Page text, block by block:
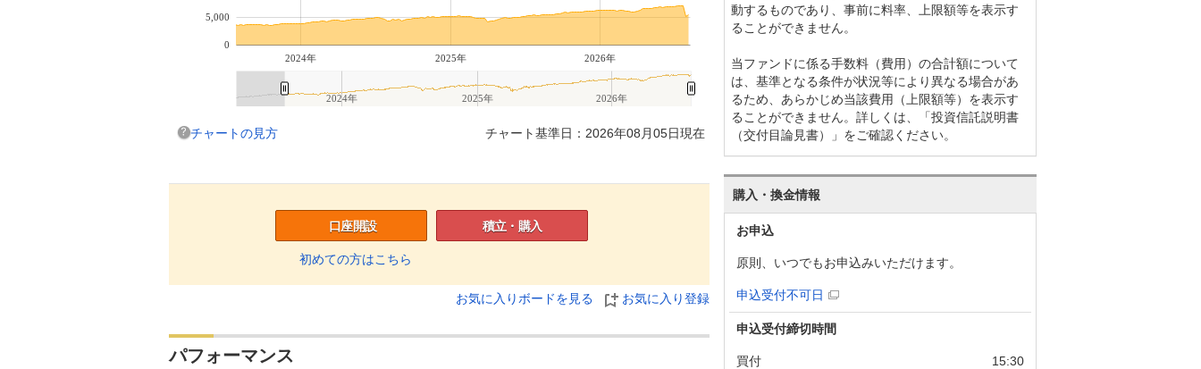
2024年 2025年 2026年
0
5,000
2024年 2025年 2026年
チャートの見方 チャート基準日：2026年08月05日現在
口座開設
初めての方はこちら
積立・購入
お気に入りボードを見る お気に入り登録
パフォーマンス
動するものであり、事前に料率、上限額等を表示す
ることができません。
当ファンドに係る手数料（費用）の合計額について
は、基準となる条件が状況等により異なる場合があ
るため、あらかじめ当該費用（上限額等）を表示す
ることができません。詳しくは、「投資信託説明書
（交付目論見書）」をご確認ください。
購入・換金情報
お申込
原則、いつでもお申込みいただけます。
申込受付不可日
申込受付締切時間
買付 15:30